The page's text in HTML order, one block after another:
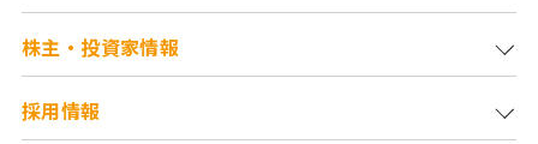
株主・投資家情報
採用情報